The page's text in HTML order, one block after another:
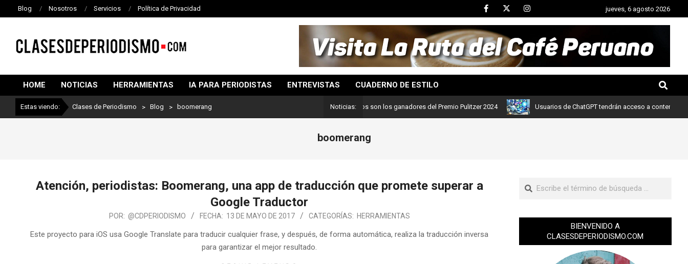
Blog Nosotros Servicios Política de Privacidad jueves, 6 agosto 2026
DE
PERIODISMO
HOME NOTICIAS HERRAMIENTAS IA PARA PERIODISTAS ENTREVISTAS CUADERNO DE ESTILO
Estas viendo: Clases de Periodismo > Blog > boomerang Noticias:
Lo mejor del periodismo: Estos son los ganadores del Premio Pulitzer 2024 Usuarios de ChatGPT tendrán acceso a contenidos de
boomerang
Atención, periodistas: Boomerang, una app de traducción que promete superar a
Google Traductor
POR: @CDPERIODISMO FECHA: 13 DE MAYO DE 2017 CATEGORÍAS: HERRAMIENTAS
Este proyecto para iOS usa Google Translate para traducir cualquier frase, y después, de forma automática, realiza la traducción inversa
para garantizar el mejor resultado.
BIENVENIDO A
CLASESDEPERIODISMO.COM